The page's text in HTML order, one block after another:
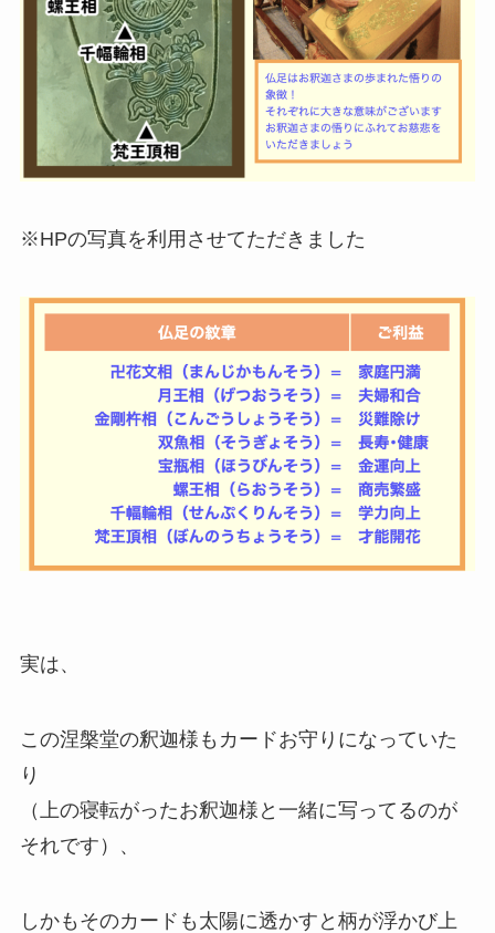
※HPの写真を利用させてただきました
実は、
この涅槃堂の釈迦様もカードお守りになっていた
り
（上の寝転がったお釈迦様と一緒に写ってるのが
それです）、
しかもそのカードも太陽に透かすと柄が浮かび上